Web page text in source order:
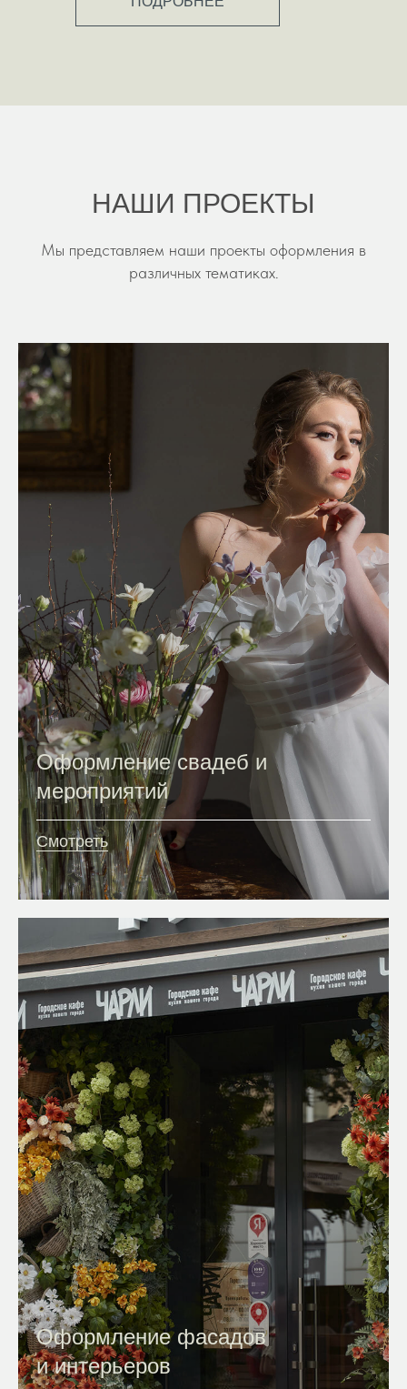
НАШИ ПРОЕКТЫ
Мы представляем наши проекты оформления в
различных тематиках.
Оформление свадеб и
мероприятий
Смотреть
Оформление фасадов
и интерьеров